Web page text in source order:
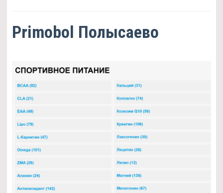
Primobol Полысаево